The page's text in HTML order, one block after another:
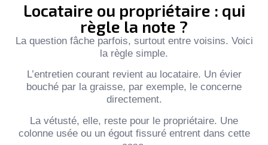
Locataire ou propriétaire : qui
règle la note ?
La question fâche parfois, surtout entre voisins. Voici
la règle simple.
L’entretien courant revient au locataire. Un évier
bouché par la graisse, par exemple, le concerne
directement.
La vétusté, elle, reste pour le propriétaire. Une
colonne usée ou un égout fissuré entrent dans cette